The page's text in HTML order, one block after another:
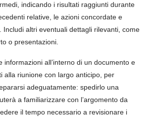
indicando i risultati raggiunti durante
relative, le azioni concordate e
Includi altri eventuali dettagli rilevanti, come
o presentazioni.
informazioni all’interno di un documento e
alla riunione con largo anticipo, per
adeguatamente: spedirlo una
a familiarizzare con l’argomento da
il tempo necessario a revisionare i